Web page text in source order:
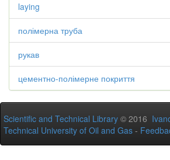
laying
полімерна труба
рукав
цементно-полімерне покриття
Scientific and Technical Library © 2016
Technical University of Oil and Gas -